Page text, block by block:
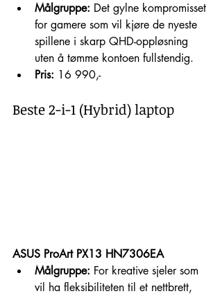
Målgruppe: Det gylne kompromisset
for gamere som vil kjøre de nyeste
spillene i skarp QHD-oppløsning
uten å tømme kontoen fullstendig.
Pris: 16 990,-
Beste 2-i-1 (Hybrid) laptop
ASUS ProArt PX13 HN7306EA
Målgruppe: For kreative sjeler som
vil ha fleksibiliteten til et nettbrett,